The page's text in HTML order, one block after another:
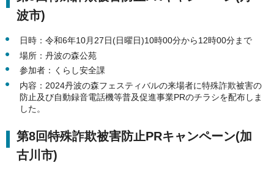
波市)
日時：令和6年10月27日(日曜日)10時00分から12時00分まで
場所：丹波の森公苑
参加者：くらし安全課
内容：2024丹波の森フェスティバルの来場者に特殊詐欺被害の
防止及び自動録音電話機等普及促進事業PRのチラシを配布しま
した。
第8回特殊詐欺被害防止PRキャンペーン(加
古川市)